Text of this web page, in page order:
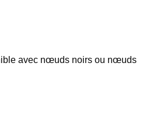
avec nœuds noirs ou nœuds